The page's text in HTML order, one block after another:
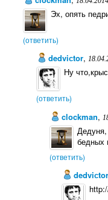
Эх, опять
(ответить)
dedviсtor,
Ну
(ответить)
clockman,
бедных
(ответить)
dedviсtor